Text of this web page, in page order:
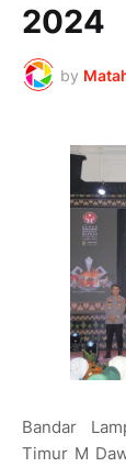
2024
by
Bandar
Timur M